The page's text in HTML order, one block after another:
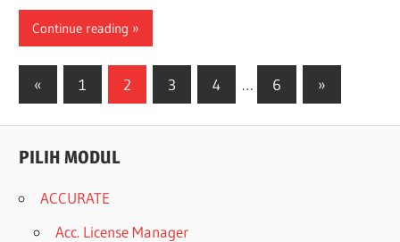
Continue reading
Posts
« Previous
Posts
1 2 3 4 … 6
Next
Posts
»
PILIH MODUL
ACCURATE
Acc. License Manager